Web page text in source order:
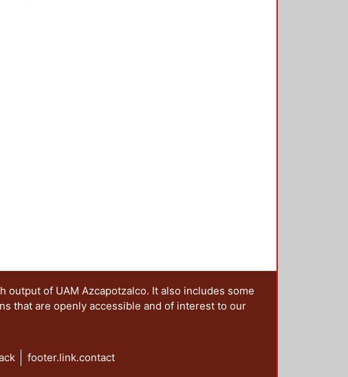
of UAM Azcapotzalco. It also includes some
that are openly accessible and of interest to our
footer.link.contact